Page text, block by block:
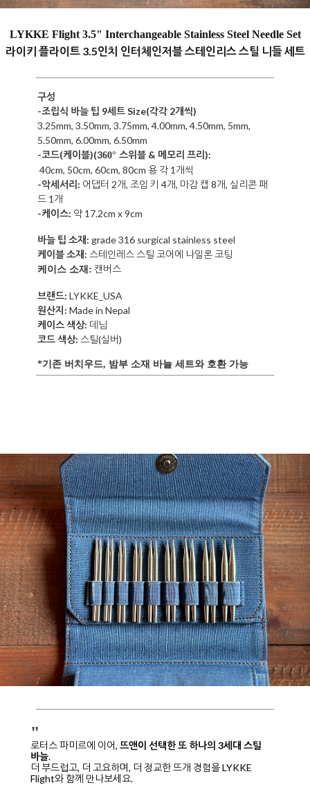
LYKKE Flight 3.5" Interchangeable Stainless Steel Needle Set
라이키 플라이트 3.5인치 인터체인저블 스테인리스 스틸 니들 세트
구성
-조립식 바늘 팁 9세트 Size(각각 2개씩)
3.25mm, 3.50mm, 3.75mm, 4.00mm, 4.50mm, 5mm,
5.50mm, 6.00mm, 6.50mm
-코드(케이블)(360° 스위블 & 메모리 프리):
40cm, 50cm, 60cm, 80cm 용 각 1개씩
-악세서리: 어댑터 2개, 조임 키 4개, 마감 캡 8개, 실리콘 패
드 1개
-케이스: 약 17.2cm x 9cm
바늘 팁 소재: grade316 surgical stainless steel
케이블 소재: 스테인레스 스틸 코어에 나일론 코팅
케이스 소재: 캔버스
브랜드: LYKKE_USA
원산지: Made in Nepal
케이스 색상: 데님
코드 색상: 스틸(실버)
*기존 버치우드, 밤부 소재 바늘 세트와 호환 가능
"
로터스 파미르에 이어, 뜨앤이 선택한 또 하나의 3세대 스틸
바늘.
더 부드럽고, 더 고요하며, 더 정교한 뜨개 경험을 LYKKE
Flight와 함께 만나보세요.